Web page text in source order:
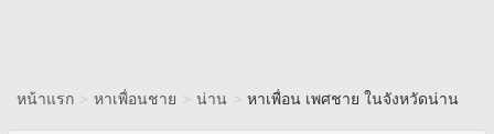
หน้าแรก > หาเพื่อนชาย > น่าน > หาเพื่อน เพศชาย ในจังหวัดน่าน